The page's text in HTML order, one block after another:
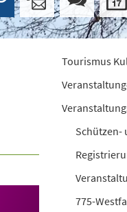
Tourismus
Schützen-
775-